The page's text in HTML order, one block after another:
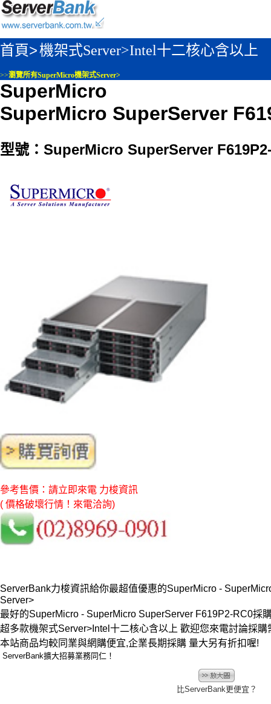
首頁>機架式Server>Intel十二核心含以上
>>瀏覽所有SuperMicro機架式Server>
SuperMicro
SuperMicro SuperServer
型號：SuperMicro SuperServer
參考售價：請立即來電 力梭資訊
( 價格破壞行情！來電洽詢)
ServerBank力梭資訊給你最超值優惠的SuperMicro -
Server>
最好的SuperMicro - SuperMicro SuperServer F619P2-RC0採
超多款機架式Server>Intel十二核心含以上 歡迎您來電討論採
本站商品均較同業與網購便宜,企業長期採購 量大另有折扣喔!
ServerBank擴大招募業務同仁！
比ServerBank更便宜？